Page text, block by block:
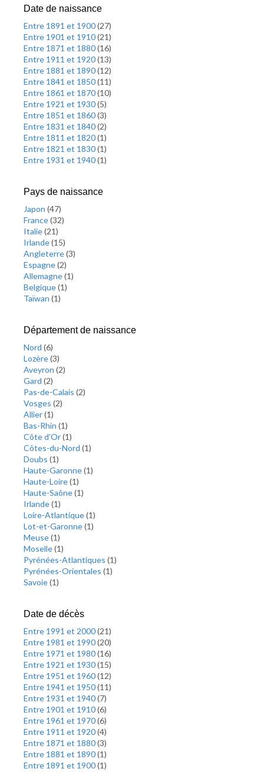
Date de naissance
Entre 1891 et 1900(27)
Entre 1901 et 1910(21)
Entre 1871 et 1880(16)
Entre 1911 et 1920(13)
Entre 1881 et 1890(12)
Entre 1841 et 1850(11)
Entre 1861 et 1870(10)
Entre 1921 et 1930(5)
Entre 1851 et 1860(3)
Entre 1831 et 1840(2)
Entre 1811 et 1820(1)
Entre 1821 et 1830(1)
Entre 1931 et 1940(1)
Pays de naissance
Japon (47)
France(32)
Italie(21)
Irlande(15)
Angleterre(3)
Espagne(2)
Allemagne(1)
Belgique(1)
Taïwan (1)
Département de naissance
Nord (6)
Lozère(3)
Aveyron (2)
Gard (2)
Pas-de-Calais (2)
Vosges (2)
Allier(1)
Bas-Rhin (1)
Côte d'Or(1)
Côtes-du-Nord (1)
Doubs (1)
Haute-Garonne(1)
Haute-Loire(1)
Haute-Saône(1)
Irlande(1)
Loire-Atlantique(1)
Lot-et-Garonne(1)
Meuse(1)
Moselle(1)
Pyrénées-Atlantiques (1)
Pyrénées-Orientales (1)
Savoie(1)
Date de décès
Entre 1991 et 2000(21)
Entre 1981 et 1990(20)
Entre 1971 et 1980(16)
Entre 1921 et 1930(15)
Entre 1951 et 1960(12)
Entre 1941 et 1950(11)
Entre 1931 et 1940(7)
Entre 1901 et 1910(6)
Entre 1961 et 1970(6)
Entre 1911 et 1920(4)
Entre 1871 et 1880(3)
Entre 1881 et 1890(1)
Entre 1891 et 1900(1)